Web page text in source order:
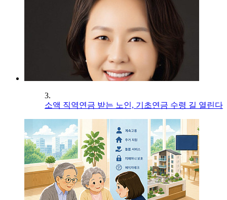
3.
소액 직역연금 받는 노인, 기초연금 수령 길 열린다